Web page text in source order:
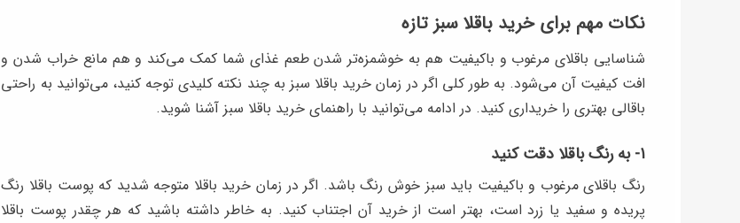
نکات مهم برای خرید باقلا سبز تازه
شناسایی باقلای مرغوب و باکیفیت هم به خوشمزه‌تر شدن طعم غذای شما کمک می‌کند و هم مانع خراب شدن و
افت کیفیت آن می‌شود. به طور کلی اگر در زمان خرید باقلا سبز به چند نکته کلیدی توجه کنید، می‌توانید به راحتی
باقالی بهتری را خریداری کنید. در ادامه می‌توانید با راهنمای خرید باقلا سبز آشنا شوید.
۱- به رنگ باقلا دقت کنید
رنگ باقلای مرغوب و باکیفیت باید سبز خوش رنگ باشد. اگر در زمان خرید باقلا متوجه شدید که پوست باقلا رنگ
پریده و سفید یا زرد است، بهتر است از خرید آن اجتناب کنید. به خاطر داشته باشید که هر چقدر پوست باقلا